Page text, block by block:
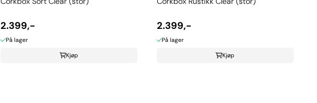
2.399,-
På lager
Kjøp
2.399,-
På lager
Kjøp